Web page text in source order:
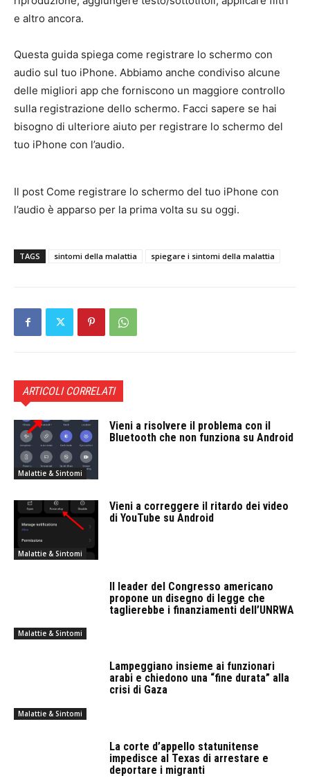
e altro ancora.
Questa guida spiega come registrare lo schermo con
audio sul tuo iPhone. Abbiamo anche condiviso alcune
delle migliori app che forniscono un maggiore controllo
sulla registrazione dello schermo. Facci sapere se hai
bisogno di ulteriore aiuto per registrare lo schermo del
tuo iPhone con l’audio.
Il post Come registrare lo schermo del tuo iPhone con
l’audio è apparso per la prima volta su su oggi.
TAGS sintomi della malattia spiegare i sintomi della malattia
ARTICOLI CORRELATI
Malattie & Sintomi
Vieni a risolvere il problema con il
Bluetooth che non funziona su Android
Malattie & Sintomi
Vieni a correggere il ritardo dei video
di YouTube su Android
Malattie & Sintomi
Il leader del Congresso americano
propone un disegno di legge che
taglierebbe i finanziamenti dell’UNRWA
Malattie & Sintomi
Lampeggiano insieme ai funzionari
arabi e chiedono una “fine durata” alla
crisi di Gaza
La corte d’appello statunitense
impedisce al Texas di arrestare e
deportare i migranti